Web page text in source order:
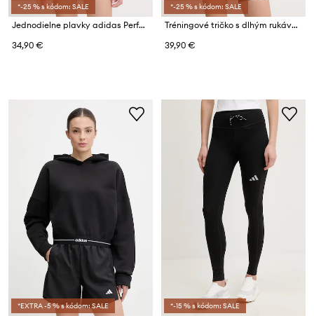
*-25 % s kódom: SALE
Jednodielne plavky adidas Performance
34,90 €
*-25 % s kódom: SALE
Tréningové tričko s dlhým rukávom adidas Performance
39,90 €
*EXTRA -5 % s kódom: SALE *-15 % s kódom: SALE